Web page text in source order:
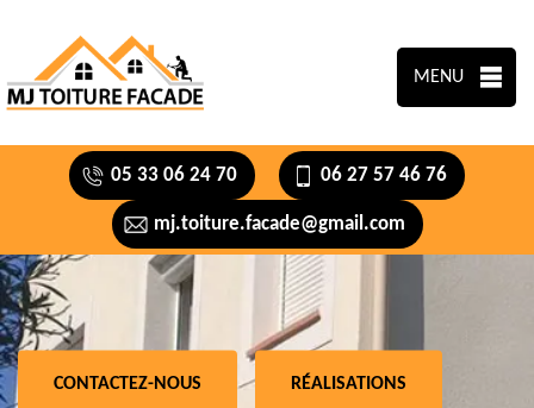
MENU
05 33 06 24 70 06 27 57 46 76
mj.toiture.facade@gmail.com
CONTACTEZ-NOUS RÉALISATIONS